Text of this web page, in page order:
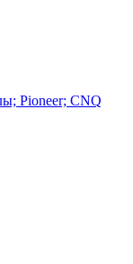
Pioneer; CNQ